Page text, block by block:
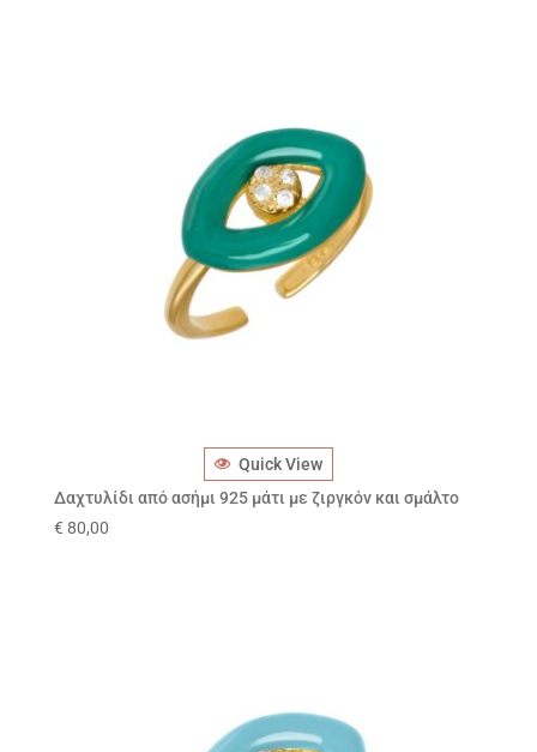
Quick View
Δαχτυλίδι από ασήμι 925 μάτι με ζιργκόν και σμάλτο
€ 80,00